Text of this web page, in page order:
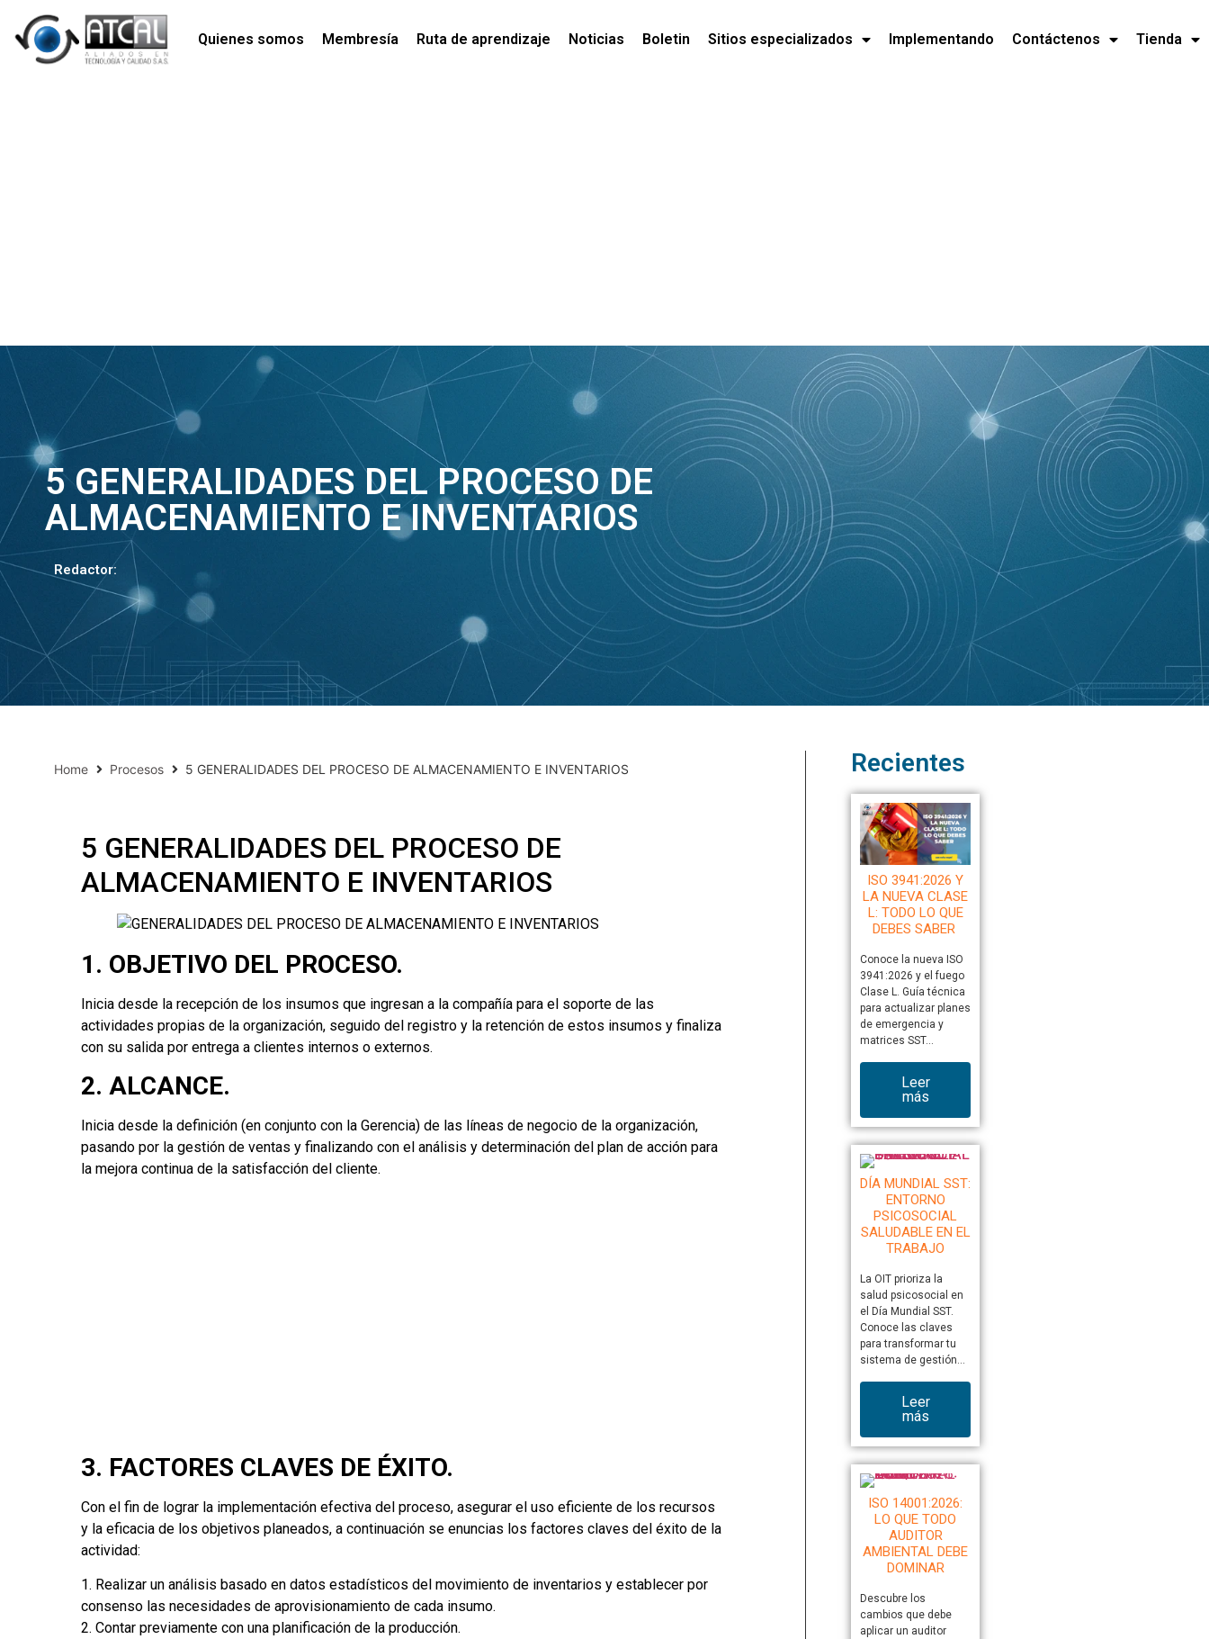
Quienes somos Membresía Ruta de aprendizaje Noticias Boletin Sitios especializados Implementando Contáctenos Tienda
5 GENERALIDADES DEL PROCESO DE
ALMACENAMIENTO E INVENTARIOS
Redactor:
Home Procesos 5 GENERALIDADES DEL PROCESO DE ALMACENAMIENTO E INVENTARIOS
5 GENERALIDADES DEL PROCESO DE
ALMACENAMIENTO E INVENTARIOS
1. OBJETIVO DEL PROCESO.
Inicia desde la recepción de los insumos que ingresan a la compañía para el soporte de las
actividades propias de la organización, seguido del registro y la retención de estos insumos y finaliza
con su salida por entrega a clientes internos o externos.
2. ALCANCE.
Inicia desde la definición (en conjunto con la Gerencia) de las líneas de negocio de la organización,
pasando por la gestión de ventas y finalizando con el análisis y determinación del plan de acción para
la mejora continua de la satisfacción del cliente.
3. FACTORES CLAVES DE ÉXITO.
Con el fin de lograr la implementación efectiva del proceso, asegurar el uso eficiente de los recursos
y la eficacia de los objetivos planeados, a continuación se enuncias los factores claves del éxito de la
actividad:
1. Realizar un análisis basado en datos estadísticos del movimiento de inventarios y establecer por
consenso las necesidades de aprovisionamiento de cada insumo.
2. Contar previamente con una planificación de la producción.
Recientes
ISO 3941:2026 Y
LA NUEVA CLASE
L: TODO LO QUE
DEBES SABER
Conoce la nueva ISO
3941:2026 y el fuego
Clase L. Guía técnica
para actualizar planes
de emergencia y
matrices SST…
Leer
más
DÍA MUNDIAL SST:
ENTORNO
PSICOSOCIAL
SALUDABLE EN EL
TRABAJO
La OIT prioriza la
salud psicosocial en
el Día Mundial SST.
Conoce las claves
para transformar tu
sistema de gestión…
Leer
más
ISO 14001:2026:
LO QUE TODO
AUDITOR
AMBIENTAL DEBE
DOMINAR
Descubre los
cambios que debe
aplicar un auditor